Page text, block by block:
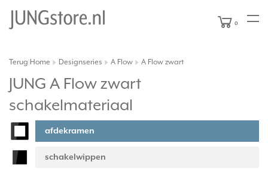
0
Terug Home Designseries A Flow A Flow zwart
JUNG A Flow zwart
schakelmateriaal
afdekramen
schakelwippen